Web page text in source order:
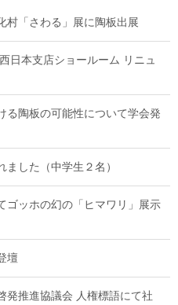
村「さわる」展に陶板出展
日本支店ショールーム リニュ
る陶板の可能性について学会発
ました（中学生２名）
ゴッホの幻の「ヒマワリ」展示
壇
発推進協議会 人権標語にて社